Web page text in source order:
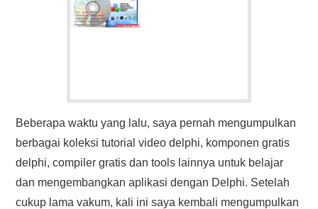
Beberapa waktu yang lalu, saya pernah mengumpulkan
berbagai koleksi tutorial video delphi, komponen gratis
delphi, compiler gratis dan tools lainnya untuk belajar
dan mengembangkan aplikasi dengan Delphi. Setelah
cukup lama vakum, kali ini saya kembali mengumpulkan